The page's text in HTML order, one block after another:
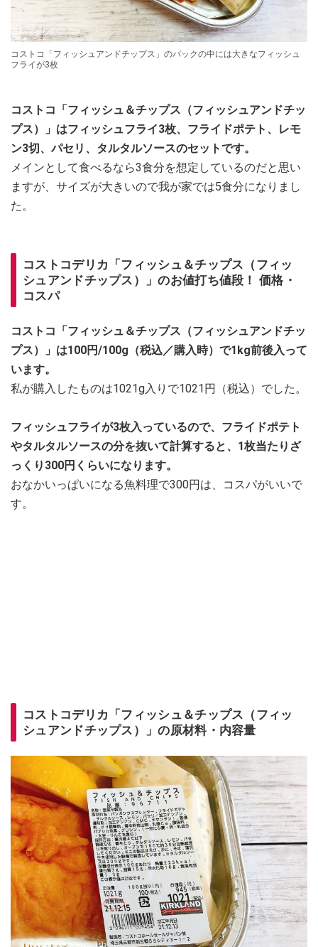
コストコ「フィッシュアンドチップス」のパックの中には大きなフィッシュ
フライが3枚
コストコ「フィッシュ＆チップス（フィッシュアンドチッ
プス）」はフィッシュフライ3枚、フライドポテト、レモ
ン3切、パセリ、タルタルソースのセットです。
メインとして食べるなら3食分を想定しているのだと思い
ますが、サイズが大きいので我が家では5食分になりまし
た。
コストコデリカ「フィッシュ＆チップス（フィッ
シュアンドチップス）」のお値打ち値段！ 価格・
コスパ
コストコ「フィッシュ＆チップス（フィッシュアンドチッ
プス）」は100円/100g（税込／購入時）で1kg前後入って
います。
私が購入したものは1021g入りで1021円（税込）でした。
フィッシュフライが3枚入っているので、フライドポテト
やタルタルソースの分を抜いて計算すると、1枚当たりざ
っくり300円くらいになります。
おなかいっぱいになる魚料理で300円は、コスパがいいで
す。
コストコデリカ「フィッシュ＆チップス（フィッ
シュアンドチップス）」の原材料・内容量